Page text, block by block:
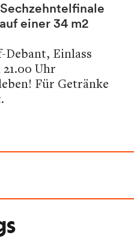
einer 34 m2
Einlass
Uhr
Für Getränke